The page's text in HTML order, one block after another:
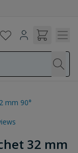
verzonden
mm 90°
32 mm